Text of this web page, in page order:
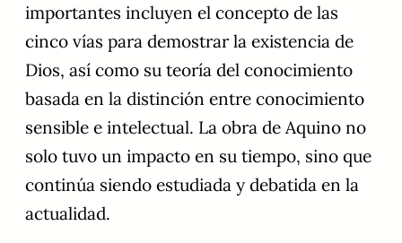
importantes incluyen el concepto de las
cinco vías para demostrar la existencia de
Dios, así como su teoría del conocimiento
basada en la distinción entre conocimiento
sensible e intelectual. La obra de Aquino no
solo tuvo un impacto en su tiempo, sino que
continúa siendo estudiada y debatida en la
actualidad.